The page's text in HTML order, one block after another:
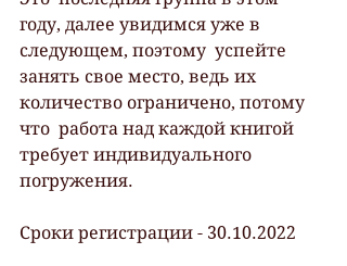
году, далее увидимся уже в
следующем, поэтому  успейте
занять свое место, ведь их
количество ограничено, потому
что  работа над каждой книгой
требует индивидуального
погружения.
Сроки регистрации - 30.10.2022